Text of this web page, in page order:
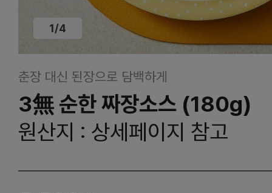
1/4
춘장 대신 된장으로 담백하게
3無 순한 짜장소스 (180g)
원산지 : 상세페이지 참고